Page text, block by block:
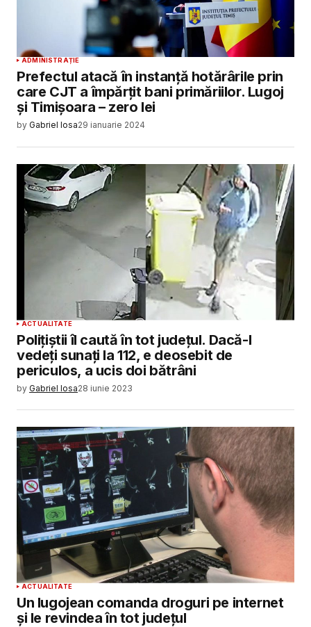
ADMINISTRAȚIE
Prefectul atacă în instanță hotărârile prin
care CJT a împărțit bani primăriilor. Lugoj
și Timișoara – zero lei
by Gabriel Iosa29 ianuarie 2024
ACTUALITATE
Polițiștii îl caută în tot județul. Dacă-l
vedeți sunați la 112, e deosebit de
periculos, a ucis doi bătrâni
by Gabriel Iosa28 iunie 2023
ACTUALITATE
Un lugojean comanda droguri pe internet
și le revindea în tot județul